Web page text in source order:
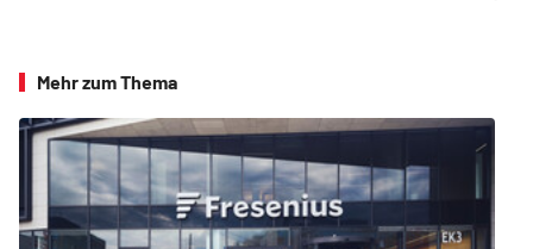
Mehr zum Thema